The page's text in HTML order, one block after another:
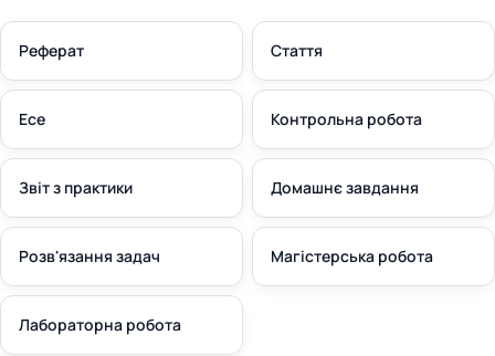
Реферат Стаття
Есе Контрольна робота
Звіт з практики Домашнє завдання
Розв'язання задач Магістерська робота
Лабораторна робота